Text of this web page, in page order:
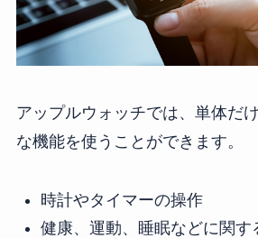
アップルウォッチでは、単体だ
な機能を使うことができます。
時計やタイマーの操作
健康、運動、睡眠などに関す